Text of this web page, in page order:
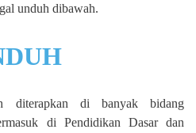
unduh dibawah.
diterapkan di banyak bidang
di Pendidikan Dasar dan